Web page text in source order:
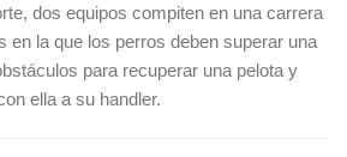
dos equipos compiten en una carrera
en la que los perros deben superar una
para recuperar una pelota y
ella a su handler.